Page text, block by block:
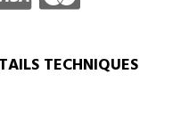
TECHNIQUES